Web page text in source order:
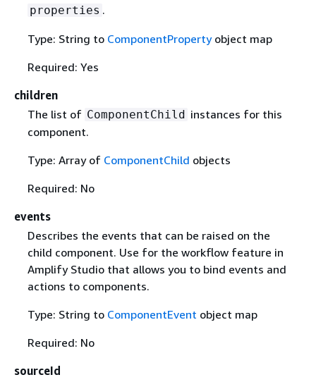
properties .
Type: String to ComponentPropertyobject map
Required: Yes
children
The list of ComponentChild instances for this
component.
Type: Array of ComponentChild objects
Required: No
events
Describes the events that can be raised on the
child component. Use for the workflow feature in
Amplify Studio that allows you to bind events and
actions to components.
Type: String to ComponentEvent object map
Required: No
sourceId